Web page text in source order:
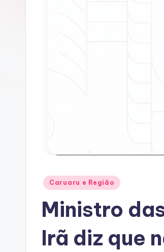
Posted
Caruaru e Região
Ministro
Irã diz que